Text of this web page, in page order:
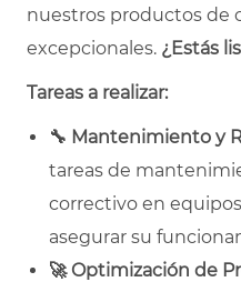
nuestros productos de
excepcionales. ¿Estás
Tareas a realizar:
🔧 Mantenimiento y
tareas de
correctivo en
asegurar su
🚀 Optimización de